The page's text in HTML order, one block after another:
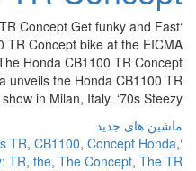
TR Concept Get funky and Fast
TR Concept bike at the EICMA
The Honda CB1100 TR Concept
unveils the Honda CB1100 TR
in Milan, Italy. ‘70s Steezy: […]
ماشین های جدید
TR,CB1100,Concept Honda
TR,the,The Concept,The TR